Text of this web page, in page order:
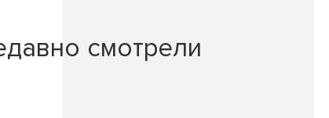
смотрели